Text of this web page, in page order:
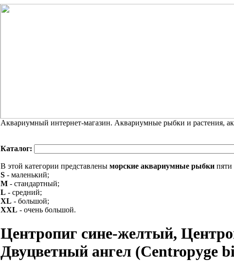
Аквариумный интернет-магазин. Аквариумные рыбки и растения,
Каталог:
В этой категории представлены морские аквариумные рыбки пяти
S - маленький;
M - стандартный;
L - средний;
XL - большой;
XXL - очень большой.
Центропиг сине-желтый,
Двуцветный ангел (Centropyge